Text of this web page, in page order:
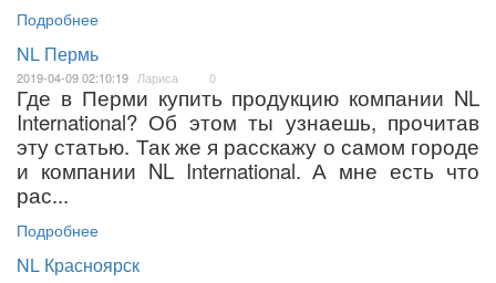
Подробнее
NL Пермь
2019-04-09 02:10:19 Лариса 0
Где в Перми купить продукцию компании NL
International? Об этом ты узнаешь, прочитав
эту статью. Так же я расскажу о самом городе
и компании NL International. А мне есть что
рас...
Подробнее
NL Красноярск